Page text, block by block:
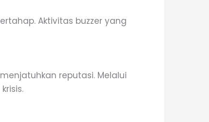
Aktivitas buzzer yang
reputasi. Melalui